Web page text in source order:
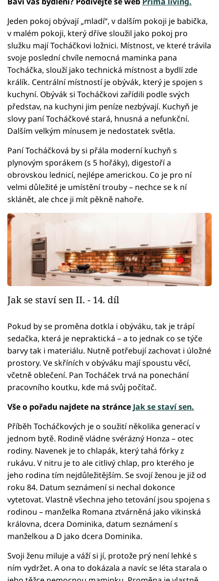
Jeden pokoj obývají „mladí“, v dalším pokoji je babička,
v malém pokoji, který dříve sloužil jako pokoj pro
služku mají Tocháčkovi ložnici. Místnost, ve které trávila
svoje poslední chvíle nemocná maminka pana
Tocháčka, slouží jako technická místnost a bydlí zde
králík. Centrální místností je obývák, který je spojen s
kuchyní. Obývák si Tocháčkovi zařídili podle svých
představ, na kuchyni jim peníze nezbývají. Kuchyň je
slovy paní Tocháčkové stará, hnusná a nefunkční.
Dalším velkým mínusem je nedostatek světla.
Paní Tocháčková by si přála moderní kuchyň s
plynovým sporákem (s 5 hořáky), digestoří a
obrovskou lednicí, nejlépe americkou. Co je pro ní
velmi důležité je umístění trouby – nechce se k ní
sklánět, ale chce ji mít pěkně nahoře.
Jak se staví sen II. - 14. díl
Pokud by se proměna dotkla i obýváku, tak je trápí
sedačka, která je nepraktická – a to jednak co se týče
barvy tak i materiálu. Nutně potřebují zachovat i úložné
prostory. Ve skříních v obýváku mají spoustu věcí,
včetně oblečení. Pan Tocháček trvá na ponechání
pracovního koutku, kde má svůj počítač.
Vše o pořadu najdete na stránce Jak se staví sen.
Příběh Tocháčkových je o soužití několika generací v
jednom bytě. Rodině vládne svérázný Honza – otec
rodiny. Navenek je to chlapák, který tahá fórky z
rukávu. V nitru je to ale citlivý chlap, pro kterého je
jeho rodina tím nejdůležitějším. Se svojí ženou je již od
roku 84. Datum seznámení si nechal dokonce
vytetovat. Vlastně všechna jeho tetování jsou spojena s
rodinou – manželka Romana ztvárněná jako vikinská
královna, dcera Dominika, datum seznámení s
manželkou a D jako dcera Dominika.
Svoji ženu miluje a váží si jí, protože prý není lehké s
ním vydržet. A ona to dokázala a navíc se léta starala o